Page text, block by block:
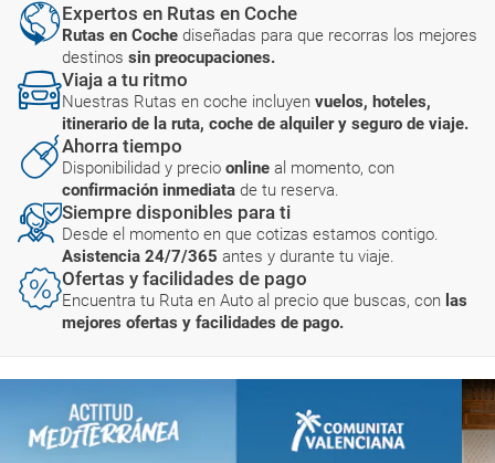
Expertos en Rutas en Coche
Rutas en Coche diseñadas para que recorras los mejores
destinos sin preocupaciones.
Viaja a tu ritmo
Nuestras Rutas en coche incluyen vuelos, hoteles,
itinerario de la ruta, coche de alquiler y seguro de viaje.
Ahorra tiempo
Disponibilidad y precio online al momento, con
confirmación inmediata de tu reserva.
Siempre disponibles para ti
Desde el momento en que cotizas estamos contigo.
Asistencia 24/7/365 antes y durante tu viaje.
Ofertas y facilidades de pago
Encuentra tu Ruta en Auto al precio que buscas, con las
mejores ofertas y facilidades de pago.